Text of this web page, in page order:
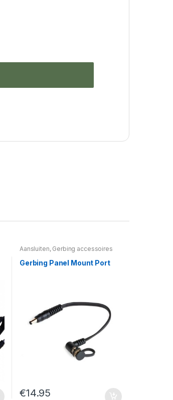
Aansluiten, Gerbing accessoires
Gerbing Panel Mount Port
€14.95